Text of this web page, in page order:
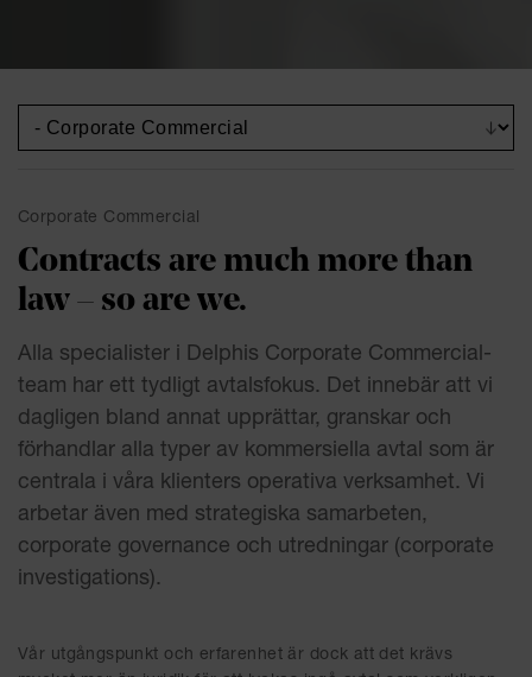
Corporate Commercial
Contracts are much more than
law – so are we.
Alla specialister i Delphis Corporate Commercial-
team har ett tydligt avtalsfokus. Det innebär att vi
dagligen bland annat upprättar, granskar och
förhandlar alla typer av kommersiella avtal som är
centrala i våra klienters operativa verksamhet. Vi
arbetar även med strategiska samarbeten,
corporate governance och utredningar (corporate
investigations).
Vår utgångspunkt och erfarenhet är dock att det krävs